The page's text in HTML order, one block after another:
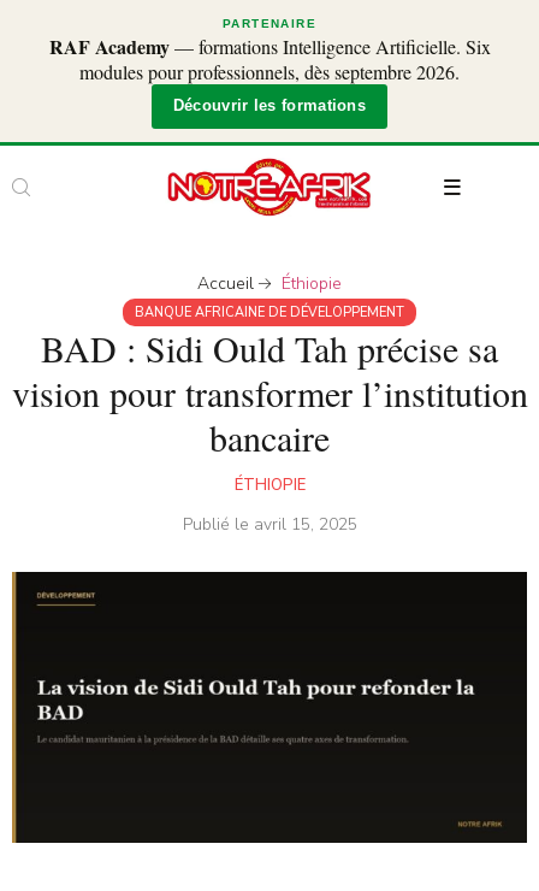
PARTENAIRE
RAF Academy— formations Intelligence Artificielle. Six
modules pour professionnels, dès septembre 2026.
Découvrir les formations
Accueil Éthiopie
BANQUE AFRICAINE DE DÉVELOPPEMENT
BAD : Sidi Ould Tah précise sa
vision pour transformer l’institution
bancaire
ÉTHIOPIE
Publié le avril 15, 2025